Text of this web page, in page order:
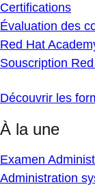
Certifications
Évaluation des
Red Hat
Souscription
Découvrir les
À la une
Examen
Administration